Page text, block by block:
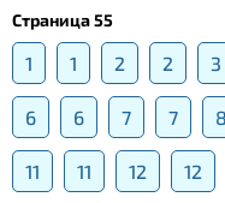
Страница 55
1 1 2 2 3
6 6 7 7 8
11 11 12
12